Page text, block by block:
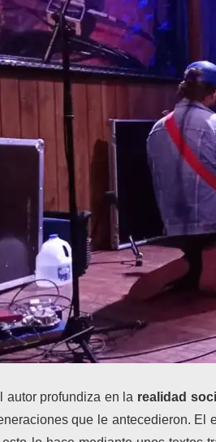
autor profundiza en la realidad
que le antecedieron. El